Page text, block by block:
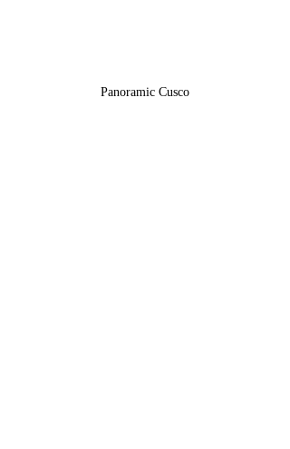
Panoramic Cusco